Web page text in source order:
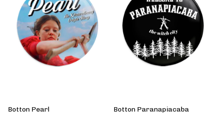
Botton Pearl Botton Paranapiacaba